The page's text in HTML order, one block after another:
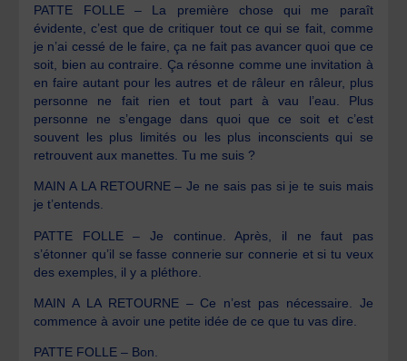
PATTE FOLLE – La première chose qui me paraît
évidente, c’est que de critiquer tout ce qui se fait, comme
je n’ai cessé de le faire, ça ne fait pas avancer quoi que ce
soit, bien au contraire. Ça résonne comme une invitation à
en faire autant pour les autres et de râleur en râleur, plus
personne ne fait rien et tout part à vau l’eau. Plus
personne ne s’engage dans quoi que ce soit et c’est
souvent les plus limités ou les plus inconscients qui se
retrouvent aux manettes. Tu me suis ?
MAIN A LA RETOURNE – Je ne sais pas si je te suis mais
je t’entends.
PATTE FOLLE – Je continue. Après, il ne faut pas
s’étonner qu’il se fasse connerie sur connerie et si tu veux
des exemples, il y a pléthore.
MAIN A LA RETOURNE – Ce n’est pas nécessaire. Je
commence à avoir une petite idée de ce que tu vas dire.
PATTE FOLLE – Bon.